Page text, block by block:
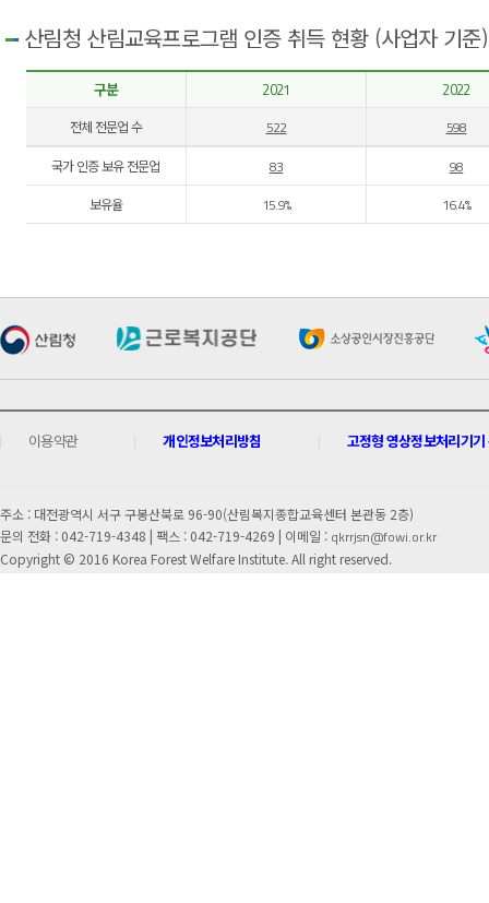
산림청 산림교육프로그램 인증 취득 현황 (사업자 기준)
구분 2021 2022
전체 전문업 수 522
598
국가 인증 보유 전문업
83
98
보유율
15.9% 16.4%
이용약관 개인정보처리방침 고정형 영상정보처리기기
주소 : 대전광역시 서구 구봉산북로 96-90(산림복지종합교육센터 본관동 2층)
문의 전화 : 042-719-4348 | 팩스 : 042-719-4269 | 이메일 : qkrrjsn@fowi.or.kr
Copyright © 2016 Korea Forest Welfare Institute. All right reserved.